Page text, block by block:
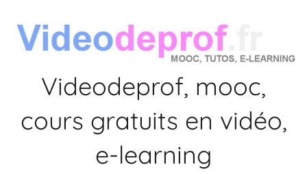
contenu
Videodeprof, mooc,
cours gratuits en vidéo,
e-learning